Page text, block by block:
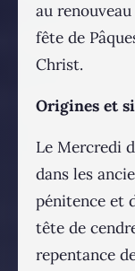
au
fête de
Christ.
Origines et
Le Mercredi
dans les
pénitence et
tête de
repentance